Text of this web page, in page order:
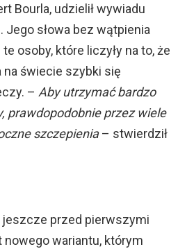
Bourla, udzielił wywiadu
słowa bez wątpienia
osoby, które liczyły na to, że
na świecie szybki się
– Aby utrzymać bardzo
prawdopodobnie przez wiele
szczepienia– stwierdził
jeszcze przed pierwszymi
wariantu, którym